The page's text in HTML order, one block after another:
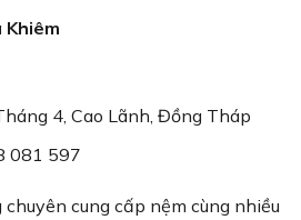
Khiêm
4, Cao Lãnh, Đồng Tháp
081 597
chuyên cung cấp nệm cùng nhiều